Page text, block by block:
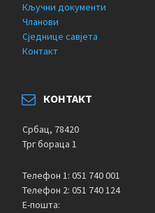
Кључни документи
Чланови
Сједнице савјета
Контакт
КОНТАКТ
Србац, 78420
Трг бораца 1
Телефон 1: 051 740 001
Телефон 2: 051 740 124
Е-пошта: